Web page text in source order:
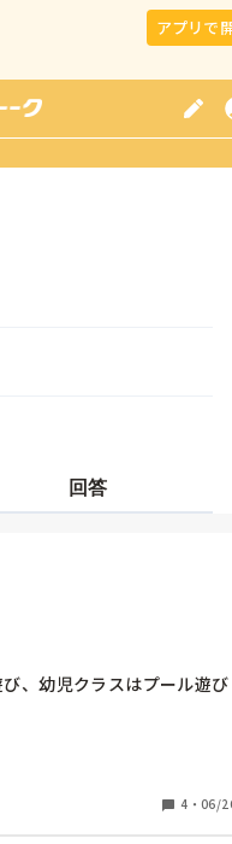
アプリで
回答
、幼児クラスはプール遊び
のですが、
があれば
4 ・ 06/